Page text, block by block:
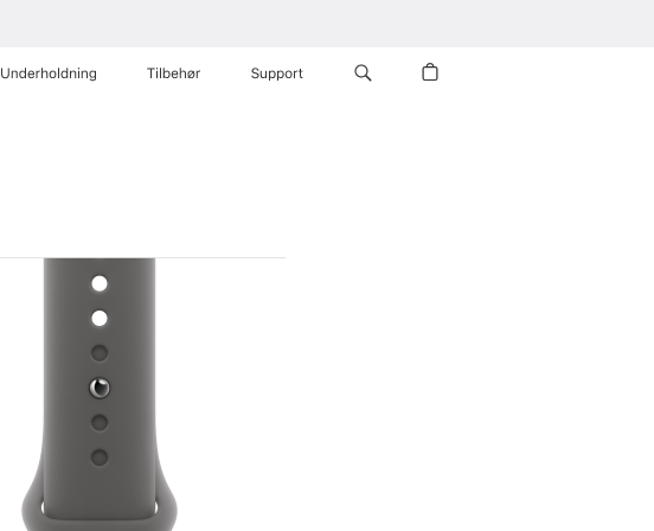
Underholdning Tilbehør Support